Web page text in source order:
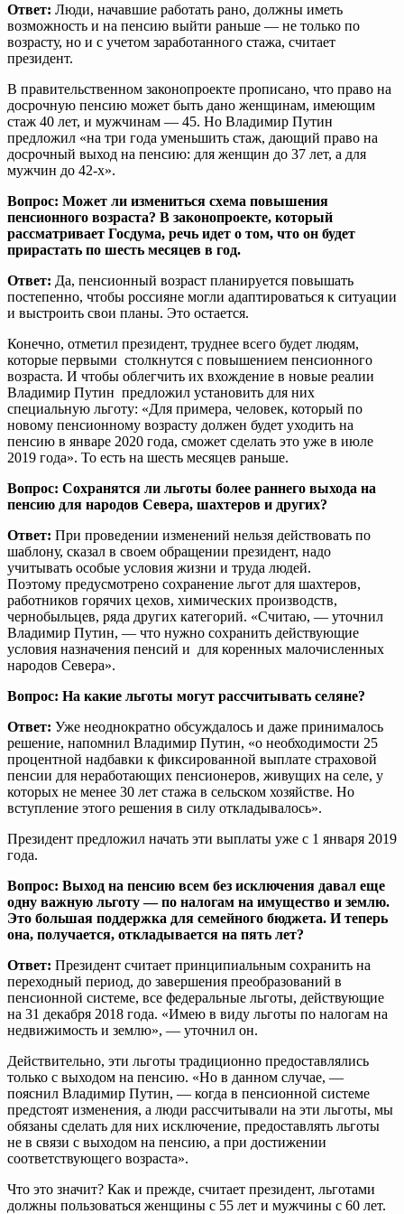
Ответ: Люди, начавшие работать рано, должны иметь
возможность и на пенсию выйти раньше — не только по
возрасту, но и с учетом заработанного стажа, считает
президент.
В правительственном законопроекте прописано, что право на
досрочную пенсию может быть дано женщинам, имеющим
стаж 40 лет, и мужчинам — 45. Но Владимир Путин
предложил «на три года уменьшить стаж, дающий право на
досрочный выход на пенсию: для женщин до 37 лет, а для
мужчин до 42-х».
Вопрос: Может ли измениться схема повышения
пенсионного возраста? В законопроекте, который
рассматривает Госдума, речь идет о том, что он будет
прирастать по шесть месяцев в год.
Ответ: Да, пенсионный возраст планируется повышать
постепенно, чтобы россияне могли адаптироваться к ситуации
и выстроить свои планы. Это остается.
Конечно, отметил президент, труднее всего будет людям,
которые первыми столкнутся с повышением пенсионного
возраста. И чтобы облегчить их вхождение в новые реалии
Владимир Путин предложил установить для них
специальную льготу: «Для примера, человек, который по
новому пенсионному возрасту должен будет уходить на
пенсию в январе 2020 года, сможет сделать это уже в июле
2019 года». То есть на шесть месяцев раньше.
Вопрос: Сохранятся ли льготы более раннего выхода на
пенсию для народов Севера, шахтеров и других?
Ответ: При проведении изменений нельзя действовать по
шаблону, сказал в своем обращении президент, надо
учитывать особые условия жизни и труда людей.
Поэтому предусмотрено сохранение льгот для шахтеров,
работников горячих цехов, химических производств,
чернобыльцев, ряда других категорий. «Считаю, — уточнил
Владимир Путин, — что нужно сохранить действующие
условия назначения пенсий и для коренных малочисленных
народов Севера».
Вопрос: На какие льготы могут рассчитывать селяне?
Ответ: Уже неоднократно обсуждалось и даже принималось
решение, напомнил Владимир Путин, «о необходимости 25
процентной надбавки к фиксированной выплате страховой
пенсии для неработающих пенсионеров, живущих на селе, у
которых не менее 30 лет стажа в сельском хозяйстве. Но
вступление этого решения в силу откладывалось».
Президент предложил начать эти выплаты уже с 1 января 2019
года.
Вопрос: Выход на пенсию всем без исключения давал еще
одну важную льготу — по налогам на имущество и землю.
Это большая поддержка для семейного бюджета. И теперь
она, получается, откладывается на пять лет?
Ответ: Президент считает принципиальным сохранить на
переходный период, до завершения преобразований в
пенсионной системе, все федеральные льготы, действующие
на 31 декабря 2018 года. «Имею в виду льготы по налогам на
недвижимость и землю», — уточнил он.
Действительно, эти льготы традиционно предоставлялись
только с выходом на пенсию. «Но в данном случае, —
пояснил Владимир Путин, — когда в пенсионной системе
предстоят изменения, а люди рассчитывали на эти льготы, мы
обязаны сделать для них исключение, предоставлять льготы
не в связи с выходом на пенсию, а при достижении
соответствующего возраста».
Что это значит? Как и прежде, считает президент, льготами
должны пользоваться женщины с 55 лет и мужчины с 60 лет.